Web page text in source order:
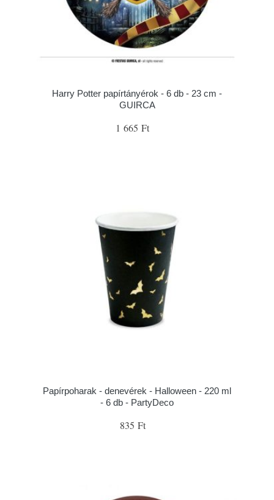
Harry Potter papírtányérok - 6 db - 23 cm -
GUIRCA
1 665 Ft
Papírpoharak - denevérek - Halloween - 220 ml
- 6 db - PartyDeco
835 Ft